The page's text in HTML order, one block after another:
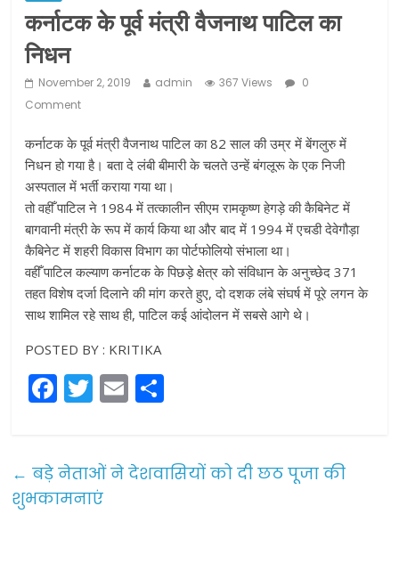
कर्नाटक के पूर्व मंत्री वैजनाथ पाटिल का
निधन
November 2, 2019 admin 367 Views
0
Comment
कर्नाटक के पूर्व मंत्री वैजनाथ पाटिल का 82 साल की उम्र में बेंगलुरु में
निधन हो गया है। बता दे लंबी बीमारी के चलते उन्हें बंगलूरू के एक निजी
अस्पताल में भर्ती कराया गया था।
तो वहीँ पाटिल ने 1984 में तत्कालीन सीएम रामकृष्ण हेगड़े की कैबिनेट में
बागवानी मंत्री के रूप में कार्य किया था और बाद में 1994 में एचडी देवेगौड़ा
कैबिनेट में शहरी विकास विभाग का पोर्टफोलियो संभाला था।
वहीँ पाटिल कल्याण कर्नाटक के पिछड़े क्षेत्र को संविधान के अनुच्छेद 371
तहत विशेष दर्जा दिलाने की मांग करते हुए, दो दशक लंबे संघर्ष में पूरे लगन के
साथ शामिल रहे साथ ही, पाटिल कई आंदोलन में सबसे आगे थे।
POSTED BY : KRITIKA
F
a
e
b
T
w
er
E
m
l e
← बड़े नेताओं ने देशवासियों को दी छठ पूजा की
शुभकामनाएं